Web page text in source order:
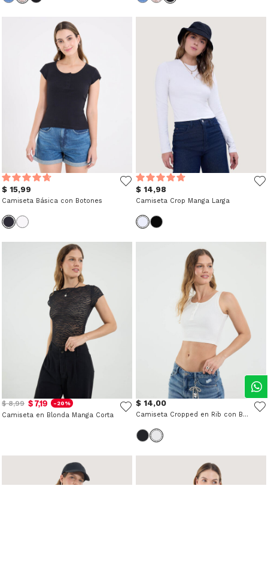
$ 15,99
Camiseta Básica con Botones
$ 14,98
Camiseta Crop Manga Larga
$ 8,99 $ 7,19 -20%
Camiseta en Blonda Manga Corta
$ 14,00
Camiseta Cropped en Rib con Botones